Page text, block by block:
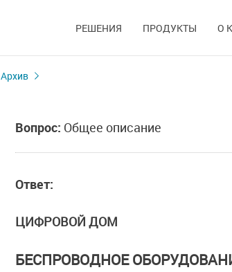
РЕШЕНИЯ ПРОДУКТЫ О
Архив
Вопрос: Общее описание
Ответ:
ЦИФРОВОЙ ДОМ
БЕСПРОВОДНОЕ